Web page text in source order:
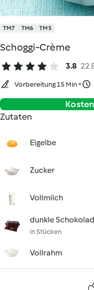
TM7 TM6 TM5
Schoggi-Crème
3.8 22
Vorbereitung 15 Min
Zutaten
Eigelbe
Zucker
Vollmilch
dunkle
in Stücken
Vollrahm